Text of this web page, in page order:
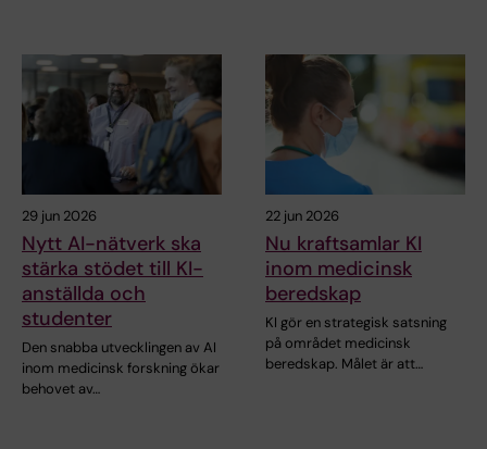
29 jun 2026
Nytt AI-nätverk ska
stärka stödet till KI-
anställda och
studenter
Den snabba utvecklingen av AI
inom medicinsk forskning ökar
behovet av…
22 jun 2026
Nu kraftsamlar KI
inom medicinsk
beredskap
KI gör en strategisk satsning
på området medicinsk
beredskap. Målet är att…